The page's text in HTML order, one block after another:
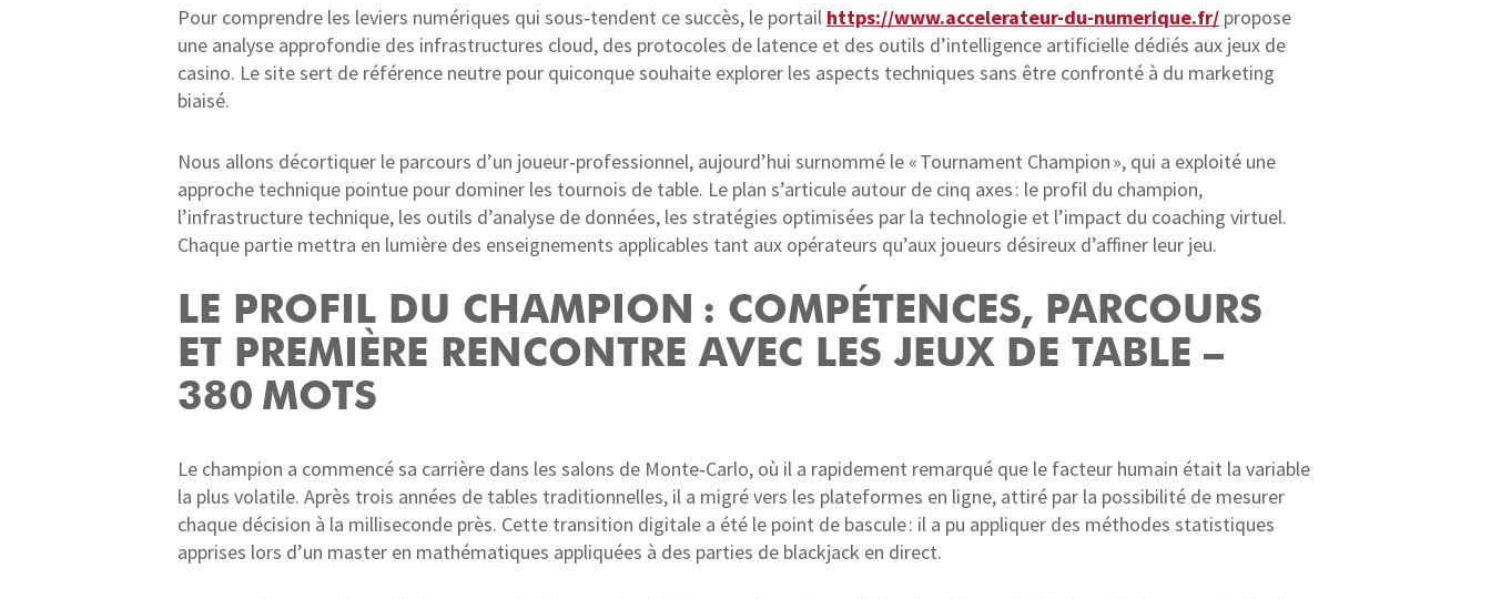
Pour comprendre les leviers numériques qui sous‑tendent ce succès, le portail https://www.accelerateur-du-numerique.fr/ propose
une analyse approfondie des infrastructures cloud, des protocoles de latence et des outils d’intelligence artificielle dédiés aux jeux de
casino. Le site sert de référence neutre pour quiconque souhaite explorer les aspects techniques sans être confronté à du marketing
biaisé.
Nous allons décortiquer le parcours d’un joueur‑professionnel, aujourd’hui surnommé le « Tournament Champion », qui a exploité une
approche technique pointue pour dominer les tournois de table. Le plan s’articule autour de cinq axes : le profil du champion,
l’infrastructure technique, les outils d’analyse de données, les stratégies optimisées par la technologie et l’impact du coaching virtuel.
Chaque partie mettra en lumière des enseignements applicables tant aux opérateurs qu’aux joueurs désireux d’affiner leur jeu.
LE PROFIL DU CHAMPION : COMPÉTENCES, PARCOURS
ET PREMIÈRE RENCONTRE AVEC LES JEUX DE TABLE –
380 MOTS
Le champion a commencé sa carrière dans les salons de Monte‑Carlo, où il a rapidement remarqué que le facteur humain était la variable
la plus volatile. Après trois années de tables traditionnelles, il a migré vers les plateformes en ligne, attiré par la possibilité de mesurer
chaque décision à la milliseconde près. Cette transition digitale a été le point de bascule : il a pu appliquer des méthodes statistiques
apprises lors d’un master en mathématiques appliquées à des parties de blackjack en direct.